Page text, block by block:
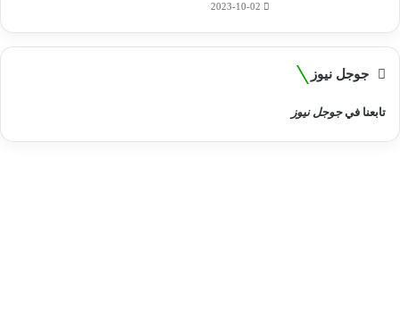
2023-10-02
جوجل نيوز
تابعنا فيجوجل نيوز